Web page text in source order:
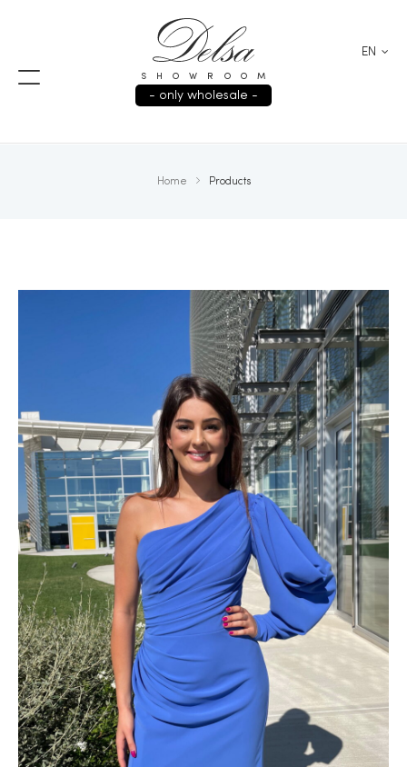
SHOWROOM
- only wholesale -
EN
Home Products